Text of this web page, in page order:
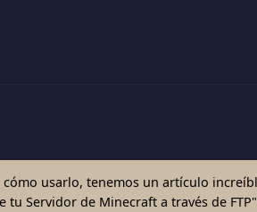
cómo usarlo, tenemos un artículo
Servidor de Minecraft a través de